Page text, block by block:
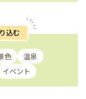
込む
色
温泉
イベント